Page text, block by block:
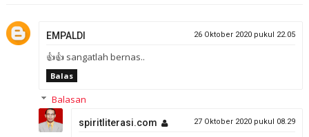
EMPALDI 26 Oktober 2020 pukul 22.05
👍👍 sangatlah bernas..
Balas
Balasan
spiritliterasi.com 27 Oktober 2020 pukul 08.29